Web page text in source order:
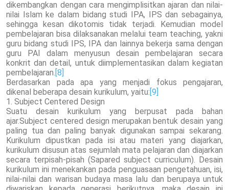
dikembangkan dengan cara mengimplisitkan ajaran dan nilai-
nilai Islam ke dalam bidang studi IPA, IPS dan sebagainya,
sehingga kesan dikotomis tidak terjadi. Kemudian model
pembelajaran bisa dilaksanakan melalui team teaching, yakni
guru bidang studi IPS, IPA dan lainnya bekerja sama dengan
guru PAI dalam menyusun desain pembelajaran secara
konkrit dan detail, untuk diimplementasikan dalam kegiatan
pembelajaran. [8]
Berdasarkan pada apa yang menjadi fokus pengajaran,
dikenal beberapa desain kurikulum, yaitu:[9]
1. Subject Centered Design
Suatu desain kurikulum yang berpusat pada bahan
ajar.Subject centered design merupakan bentuk desain yang
paling tua dan paling banyak digunakan sampai sekarang.
Kurikulum dipustkan pada isi atau materi yang diajarkan,
kurikulum disusun atas sejumlah mata pelajaran dan diajarkan
secara terpisah-pisah (Sapared subject curriculum). Desain
kurikulum ini menekankan pada penguasaan pengetahuan, isi,
nilai-nilai dan warisan budaya masa lalu dan berupaya untuk